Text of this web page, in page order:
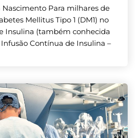
Nascimento Para milhares de
Mellitus Tipo 1 (DM1) no
Insulina (também conhecida
Contínua de Insulina –